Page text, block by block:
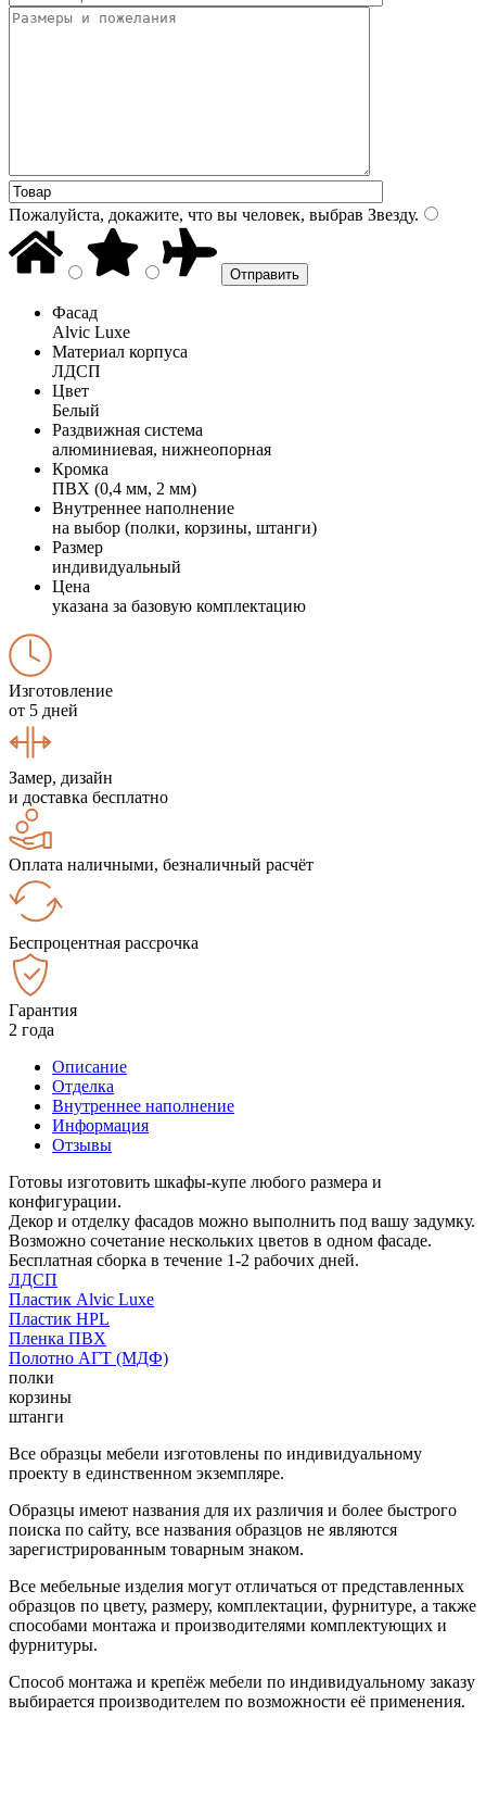
Пожалуйста, докажите, что вы человек, выбрав Звезду.
Фасад
Alvic Luxe
Материал корпуса
ЛДСП
Цвет
Белый
Раздвижная система
алюминиевая, нижнеопорная
Кромка
ПВХ (0,4 мм, 2 мм)
Внутреннее наполнение
на выбор (полки, корзины, штанги)
Размер
индивидуальный
Цена
указана за базовую комплектацию
Изготовление
от 5 дней
Замер, дизайн
и доставка бесплатно
Оплата наличными, безналичный расчёт
Беспроцентная рассрочка
Гарантия
2 года
Описание
Отделка
Внутреннее наполнение
Информация
Отзывы
Готовы изготовить шкафы-купе любого размера и
конфигурации.
Декор и отделку фасадов можно выполнить под вашу задумку.
Возможно сочетание нескольких цветов в одном фасаде.
Бесплатная сборка в течение 1-2 рабочих дней.
ЛДСП
Пластик Alvic Luxe
Пластик HPL
Пленка ПВХ
Полотно АГТ (МДФ)
полки
корзины
штанги
Все образцы мебели изготовлены по индивидуальному
проекту в единственном экземпляре.
Образцы имеют названия для их различия и более быстрого
поиска по сайту, все названия образцов не являются
зарегистрированным товарным знаком.
Все мебельные изделия могут отличаться от представленных
образцов по цвету, размеру, комплектации, фурнитуре, а также
способами монтажа и производителями комплектующих и
фурнитуры.
Способ монтажа и крепёж мебели по индивидуальному заказу
выбирается производителем по возможности её применения.